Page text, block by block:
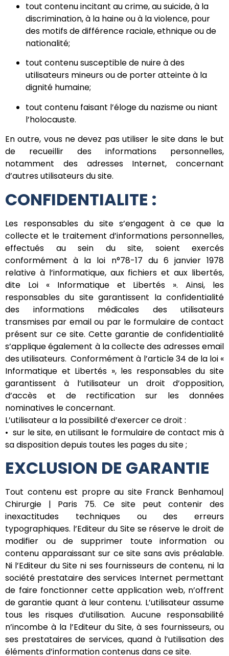
tout contenu incitant au crime, au suicide, à la
discrimination, à la haine ou à la violence, pour
des motifs de différence raciale, ethnique ou de
nationalité;
tout contenu susceptible de nuire à des
utilisateurs mineurs ou de porter atteinte à la
dignité humaine;
tout contenu faisant l’éloge du nazisme ou niant
l’holocauste.
En outre, vous ne devez pas utiliser le site dans le but
de recueillir des informations personnelles,
notamment des adresses Internet, concernant
d’autres utilisateurs du site.
CONFIDENTIALITE :
Les responsables du site s’engagent à ce que la
collecte et le traitement d’informations personnelles,
effectués au sein du site, soient exercés
conformément à la loi n°78-17 du 6 janvier 1978
relative à l’informatique, aux fichiers et aux libertés,
dite Loi « Informatique et Libertés ». Ainsi, les
responsables du site garantissent la confidentialité
des informations médicales des utilisateurs
transmises par email ou par le formulaire de contact
présent sur ce site. Cette garantie de confidentialité
s’applique également à la collecte des adresses email
des utilisateurs. Conformément à l’article 34 de la loi «
Informatique et Libertés », les responsables du site
garantissent à l’utilisateur un droit d’opposition,
d’accès et de rectification sur les données
nominatives le concernant.
L’utilisateur a la possibilité d’exercer ce droit :
• sur le site, en utilisant le formulaire de contact mis à
sa disposition depuis toutes les pages du site ;
EXCLUSION DE GARANTIE
Tout contenu est propre au site Franck Benhamou|
Chirurgie | Paris 75. Ce site peut contenir des
inexactitudes techniques ou des erreurs
typographiques. l’Editeur du Site se réserve le droit de
modifier ou de supprimer toute information ou
contenu apparaissant sur ce site sans avis préalable.
Ni l’Editeur du Site ni ses fournisseurs de contenu, ni la
société prestataire des services Internet permettant
de faire fonctionner cette application web, n’offrent
de garantie quant à leur contenu. L’utilisateur assume
tous les risques d’utilisation. Aucune responsabilité
n’incombe à la l’Editeur du Site, à ses fournisseurs, ou
ses prestataires de services, quand à l’utilisation des
éléments d’information contenus dans ce site.